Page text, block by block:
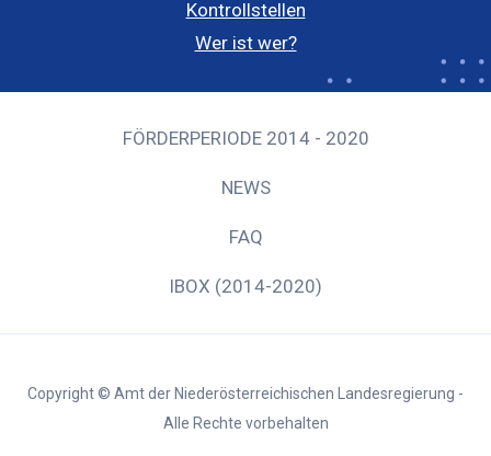
Kontrollstellen
Wer ist wer?
FÖRDERPERIODE 2014 - 2020
NEWS
FAQ
IBOX (2014-2020)
Copyright © Amt der Niederösterreichischen Landesregierung -
Alle Rechte vorbehalten